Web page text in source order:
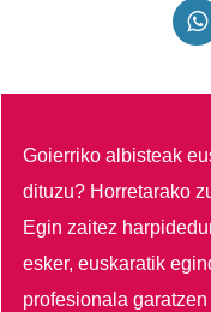
Goierriko albisteak
dituzu? Horretarako
Egin zaitez
esker, euskaratik
profesionala